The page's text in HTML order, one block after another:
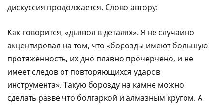
дискуссия продолжается. Слово автору:
Как говорится, «дьявол в деталях». Я не случайно
акцентировал на том, что «борозды имеют большую
протяженность, их дно плавно прочерчено, и не
имеет следов от повторяющихся ударов
инструмента». Такую борозду на камне можно
сделать разве что болгаркой и алмазным кругом. А